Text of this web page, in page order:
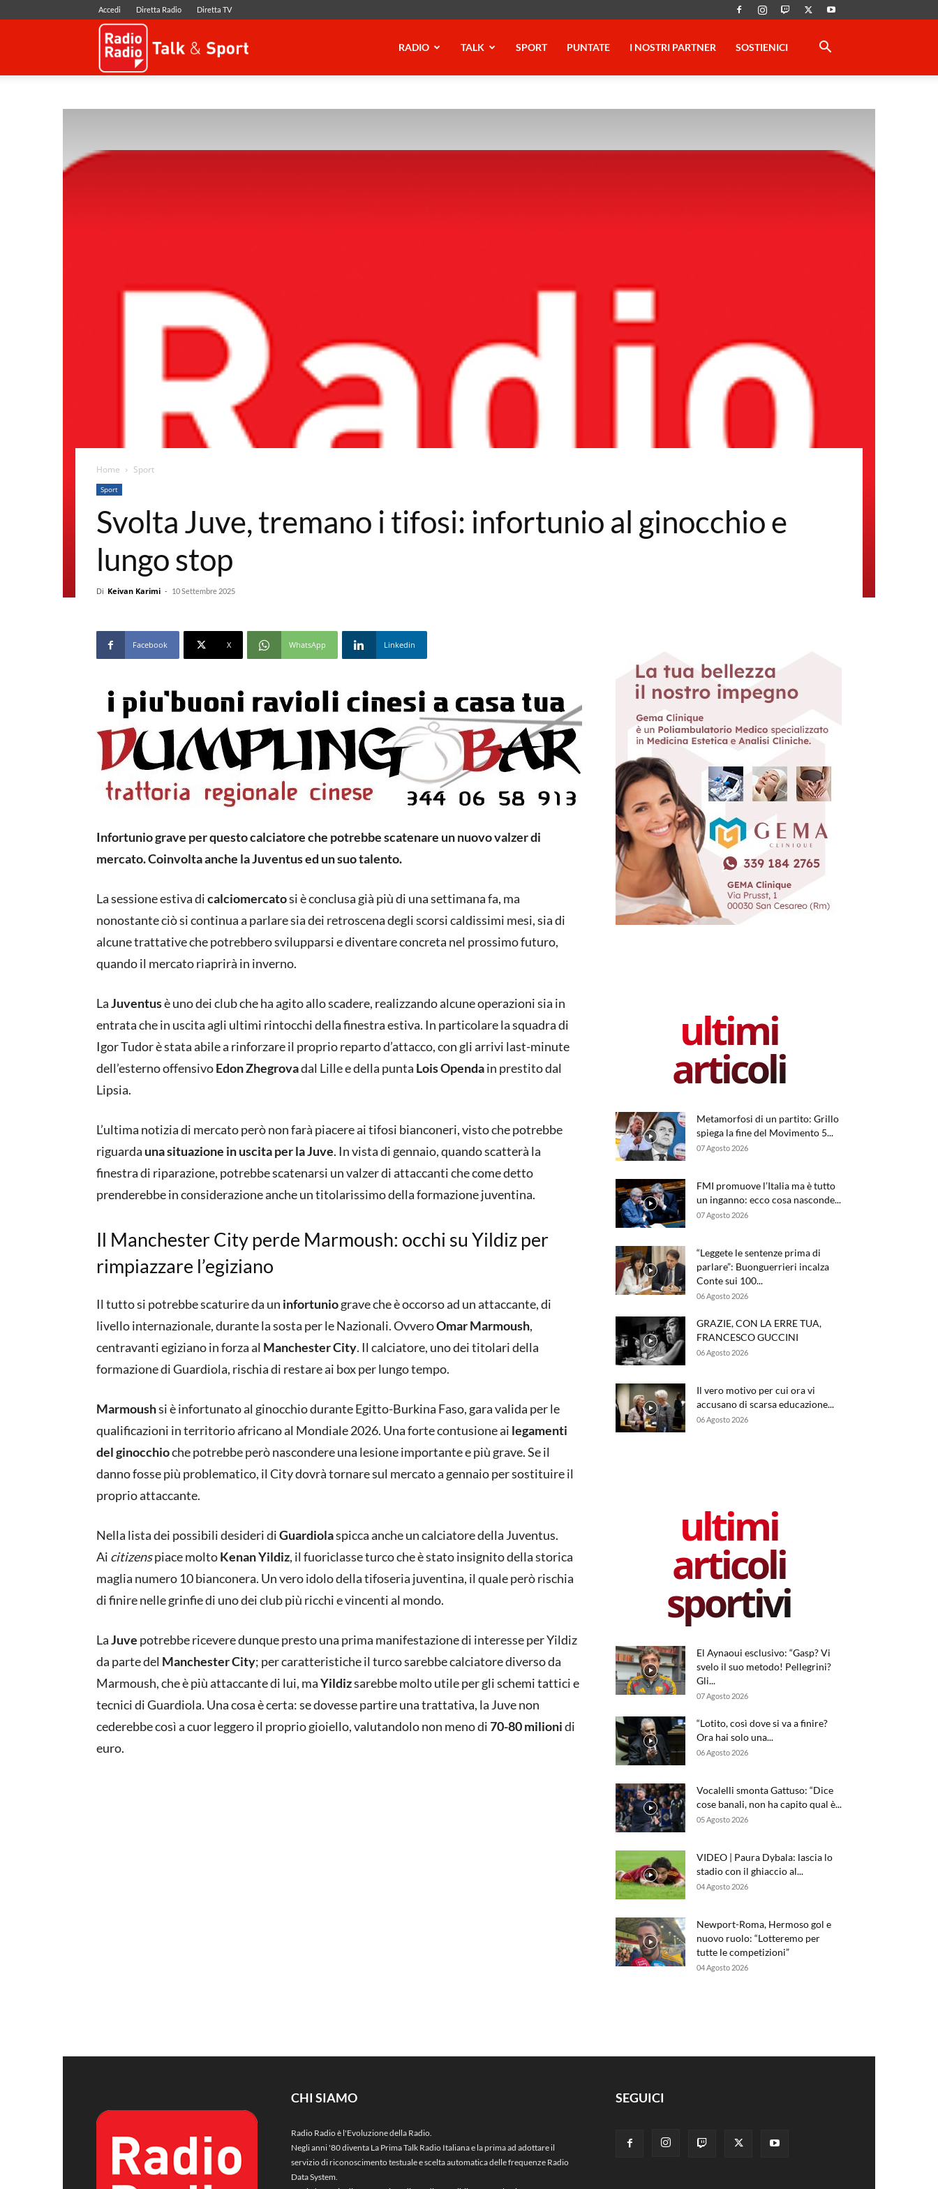
Accedi Diretta Radio Diretta TV
RADIO TALK SPORT PUNTATE I NOSTRI PARTNER SOSTIENICI
Home Sport
Sport
Svolta Juve, tremano i tifosi: infortunio al ginocchio e
lungo stop
Di Keivan Karimi - 10 Settembre 2025
Facebook X WhatsApp Linkedin
Infortunio grave per questo calciatore che potrebbe scatenare un nuovo valzer di
mercato. Coinvolta anche la Juventus ed un suo talento.
La sessione estiva dicalciomercatosi è conclusa già più di una settimana fa, ma
nonostante ciò si continua a parlare sia dei retroscena degli scorsi caldissimi mesi, sia di
alcune trattative che potrebbero svilupparsi e diventare concreta nel prossimo futuro,
quando il mercato riaprirà in inverno.
LaJuventusè uno dei club che ha agito allo scadere, realizzando alcune operazioni sia in
entrata che in uscita agli ultimi rintocchi della finestra estiva. In particolare la squadra di
Igor Tudor è stata abile a rinforzare il proprio reparto d’attacco, con gli arrivi last-minute
dell’esterno offensivoEdon Zhegrovadal Lille e della punta Lois Opendain prestito dal
Lipsia.
L’ultima notizia di mercato però non farà piacere ai tifosi bianconeri, visto che potrebbe
riguarda una situazione in uscita per la Juve. In vista di gennaio, quando scatterà la
finestra di riparazione, potrebbe scatenarsi un valzer di attaccanti che come detto
prenderebbe in considerazione anche un titolarissimo della formazione juventina.
Il Manchester City perde Marmoush: occhi su Yildiz per
rimpiazzare l’egiziano
Il tutto si potrebbe scaturire da un infortuniograve che è occorso ad un attaccante, di
livello internazionale, durante la sosta per le Nazionali. OvveroOmar Marmoush,
centravanti egiziano in forza al Manchester City. Il calciatore, uno dei titolari della
formazione di Guardiola, rischia di restare ai box per lungo tempo.
Marmoushsi è infortunato al ginocchio durante Egitto-Burkina Faso, gara valida per le
qualificazioni in territorio africano al Mondiale 2026. Una forte contusione ai legamenti
del ginocchioche potrebbe però nascondere una lesione importante e più grave. Se il
danno fosse più problematico, il City dovrà tornare sul mercato a gennaio per sostituire il
proprio attaccante.
Nella lista dei possibili desideri diGuardiolaspicca anche un calciatore della Juventus.
Ai citizenspiace moltoKenan Yildiz, il fuoriclasse turco che è stato insignito della storica
maglia numero 10 bianconera. Un vero idolo della tifoseria juventina, il quale però rischia
di finire nelle grinfie di uno dei club più ricchi e vincenti al mondo.
LaJuve potrebbe ricevere dunque presto una prima manifestazione di interesse per Yildiz
da parte del Manchester City; per caratteristiche il turco sarebbe calciatore diverso da
Marmoush, che è più attaccante di lui, maYildizsarebbe molto utile per gli schemi tattici e
tecnici di Guardiola. Una cosa è certa: se dovesse partire una trattativa, la Juve non
cederebbe così a cuor leggero il proprio gioiello, valutandolo non meno di70-80 milionidi
euro.
ultimi
articoli
Metamorfosi di un partito: Grillo
spiega la fine del Movimento 5...
07 Agosto 2026
FMI promuove l’Italia ma è tutto
un inganno: ecco cosa nasconde...
07 Agosto 2026
“Leggete le sentenze prima di
parlare”: Buonguerrieri incalza
Conte sui 100...
06 Agosto 2026
GRAZIE, CON LA ERRE TUA,
FRANCESCO GUCCINI
06 Agosto 2026
Il vero motivo per cui ora vi
accusano di scarsa educazione...
06 Agosto 2026
ultimi
articoli
sportivi
El Aynaoui esclusivo: “Gasp? Vi
svelo il suo metodo! Pellegrini?
Gli...
07 Agosto 2026
“Lotito, così dove si va a finire?
Ora hai solo una...
06 Agosto 2026
Vocalelli smonta Gattuso: “Dice
cose banali, non ha capito qual è...
05 Agosto 2026
VIDEO | Paura Dybala: lascia lo
stadio con il ghiaccio al...
04 Agosto 2026
Newport-Roma, Hermoso gol e
nuovo ruolo: “Lotteremo per
tutte le competizioni”
04 Agosto 2026
CHI SIAMO
Radio Radio è l'Evoluzione della Radio.
Negli anni '80 diventa La Prima Talk Radio Italiana e la prima ad adottare il
servizio di riconoscimento testuale e scelta automatica delle frequenze Radio
Data System.
SEGUICI